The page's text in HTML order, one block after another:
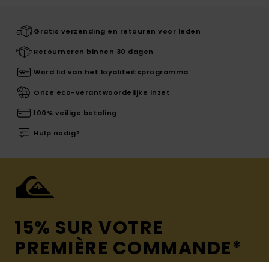
Gratis verzending en retouren voor leden
Retourneren binnen 30 dagen
Word lid van het loyaliteitsprogramma
Onze eco-verantwoordelijke inzet
100% veilige betaling
Hulp nodig?
15% SUR VOTRE
PREMIÈRE COMMANDE*